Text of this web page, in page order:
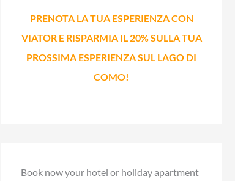
PRENOTA LA TUA ESPERIENZA CON
VIATOR E RISPARMIA IL 20% SULLA TUA
PROSSIMA ESPERIENZA SUL LAGO DI
COMO!
Book now your hotel or holiday apartment